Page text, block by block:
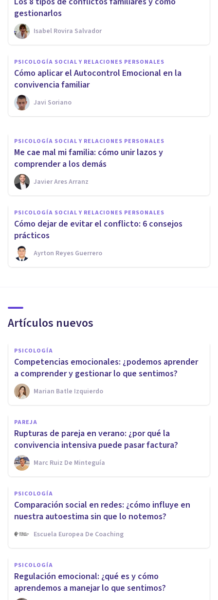
gestionarlos
Isabel Rovira Salvador
PSICOLOGÍA SOCIAL Y RELACIONES PERSONALES
Cómo aplicar el Autocontrol Emocional en la
convivencia familiar
Javi Soriano
¿Cómo lidiar con una familia
tóxica?
Leticia Martínez Val
PSICOLOGÍA SOCIAL Y RELACIONES PERSONALES
Me cae mal mi familia: cómo unir lazos y
comprender a los demás
Javier Ares Arranz
PSICOLOGÍA SOCIAL Y RELACIONES PERSONALES
Cómo dejar de evitar el conflicto: 6 consejos
prácticos
Ayrton Reyes Guerrero
Artículos nuevos
PSICOLOGÍA
Competencias emocionales: ¿podemos aprender
a comprender y gestionar lo que sentimos?
Marian Batle Izquierdo
PAREJA
Rupturas de pareja en verano: ¿por qué la
convivencia intensiva puede pasar factura?
Marc Ruiz De Minteguía
PSICOLOGÍA
Comparación social en redes: ¿cómo influye en
nuestra autoestima sin que lo notemos?
Escuela Europea De Coaching
PSICOLOGÍA
Regulación emocional: ¿qué es y cómo
aprendemos a manejar lo que sentimos?